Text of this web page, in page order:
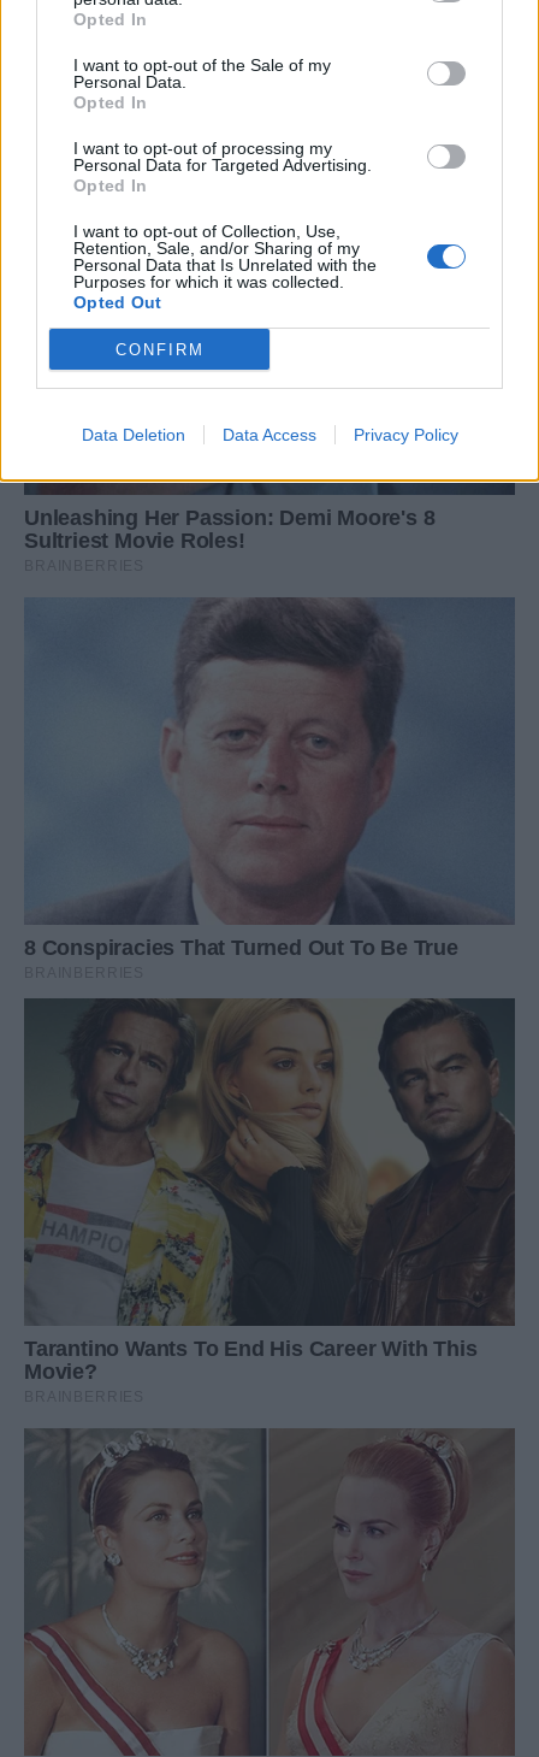
Opted In
I want to opt-out of the Sale of my
Personal Data.
Opted In
I want to opt-out of processing my
Personal Data for Targeted Advertising.
Opted In
I want to opt-out of Collection, Use,
Retention, Sale, and/or Sharing of my
Personal Data that Is Unrelated with the
Purposes for which it was collected.
Opted Out
CONFIRM
Data Deletion Data Access Privacy Policy